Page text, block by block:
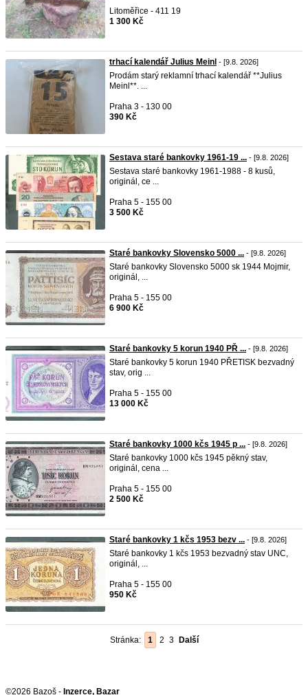
Litoměřice - 411 19
1 300 Kč
trhací kalendář Julius Meinl - [9.8. 2026]
Prodám starý reklamní trhací kalendář **Julius
Meinl**. ...
Praha 3 - 130 00
390 Kč
Sestava staré bankovky 1961-19 ... - [9.8. 2026]
Sestava staré bankovky 1961-1988 - 8 kusů,
originál, ce ...
Praha 5 - 155 00
3 500 Kč
Staré bankovky Slovensko 5000 ... - [9.8. 2026]
Staré bankovky Slovensko 5000 sk 1944 Mojmir,
originál, ...
Praha 5 - 155 00
6 900 Kč
Staré bankovky 5 korun 1940 PŘ ... - [9.8. 2026]
Staré bankovky 5 korun 1940 PŘETISK bezvadný
stav, orig ...
Praha 5 - 155 00
13 000 Kč
Staré bankovky 1000 kčs 1945 p ... - [9.8. 2026]
Staré bankovky 1000 kčs 1945 pěkný stav,
originál, cena ...
Praha 5 - 155 00
2 500 Kč
Staré bankovky 1 kčs 1953 bezv ... - [9.8. 2026]
Staré bankovky 1 kčs 1953 bezvadný stav UNC,
originál, ...
Praha 5 - 155 00
950 Kč
Stránka: 1 2 3 Další
©2026 Bazoš - Inzerce, Bazar